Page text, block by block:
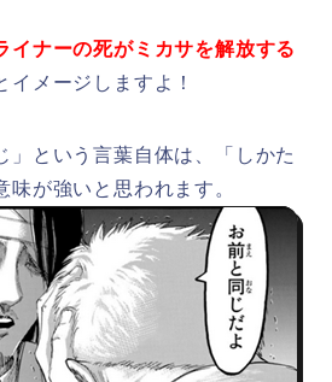
イナーの死がミカサを解放する
イメージしますよ！
」という言葉自体は、「しかた
が強いと思われます。